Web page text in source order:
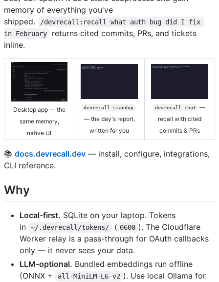
memory of everything you've
shipped.
/devrecall:recall what auth bug did I fix
in February
returns cited commits, PRs, and tickets
inline.
Desktop app — the
same memory,
native UI
devrecall standup
— the day's report,
written for you
devrecall chat
—
recall with cited
commits & PRs
📚 docs.devrecall.dev — install, configure, integrations,
CLI reference.
Why
Local-first. SQLite on your laptop. Tokens
in
~/.devrecall/tokens/ ( 0600 ). The Cloudflare
Worker relay is a pass-through for OAuth callbacks
only — it never sees your data.
LLM-optional. Bundled embeddings run offline
(ONNX +
all-MiniLM-L6-v2 ). Use local Ollama for